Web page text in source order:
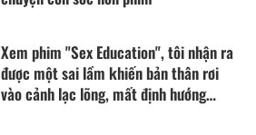
Xem phim "Sex Education", tôi nhận ra
được một sai lầm khiến bản thân rơi
vào cảnh lạc lõng, mất định hướng